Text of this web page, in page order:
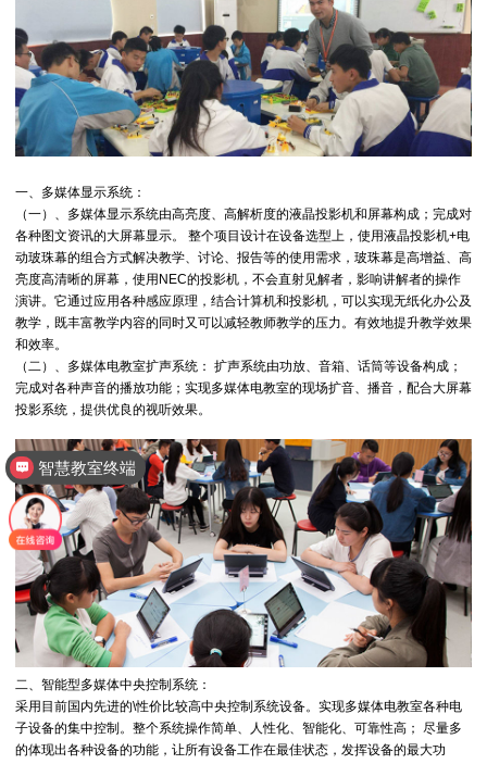
一、多媒体显示系统：
（一）、多媒体显示系统由高亮度、高解析度的液晶投影机和屏幕构成；完成对
各种图文资讯的大屏幕显示。 整个项目设计在设备选型上，使用液晶投影机+电
动玻珠幕的组合方式解决教学、讨论、报告等的使用需求，玻珠幕是高增益、高
亮度高清晰的屏幕，使用NEC的投影机，不会直射见解者，影响讲解者的操作
演讲。它通过应用各种感应原理，结合计算机和投影机，可以实现无纸化办公及
教学，既丰富教学内容的同时又可以减轻教师教学的压力。有效地提升教学效果
和效率。
（二）、多媒体电教室扩声系统： 扩声系统由功放、音箱、话筒等设备构成；
完成对各种声音的播放功能；实现多媒体电教室的现场扩音、播音，配合大屏幕
投影系统，提供优良的视听效果。
二、智能型多媒体中央控制系统：
采用目前国内先进的\性价比较高中央控制系统设备。实现多媒体电教室各种电
子设备的集中控制。整个系统操作简单、人性化、智能化、可靠性高； 尽量多
的体现出各种设备的功能，让所有设备工作在最佳状态，发挥设备的最大功
智慧教室
智慧教室终端